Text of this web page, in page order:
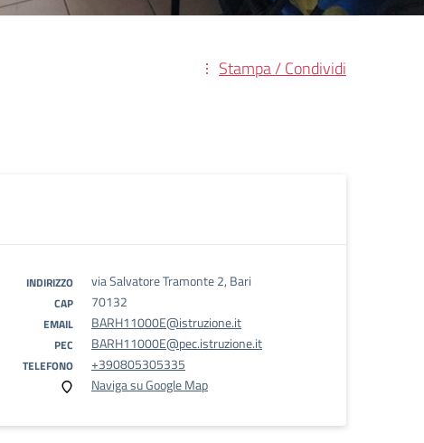
Stampa / Condividi
INDIRIZZO via Salvatore Tramonte 2, Bari
CAP 70132
EMAIL BARH11000E@istruzione.it
PEC BARH11000E@pec.istruzione.it
TELEFONO
+390805305335
Naviga su Google Map